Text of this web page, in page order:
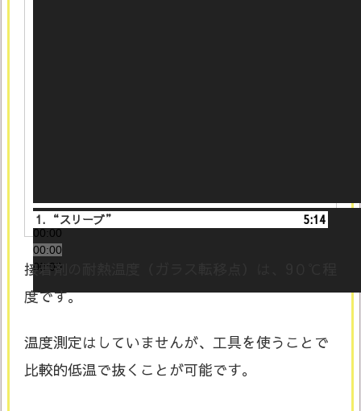
00:00
00:00
00:00
1. “スリーブ” 5:14
接着剤の耐熱温度（ガラス転移点）は、9０℃程
度です。
温度測定はしていませんが、工具を使うことで
比較的低温で抜くことが可能です。